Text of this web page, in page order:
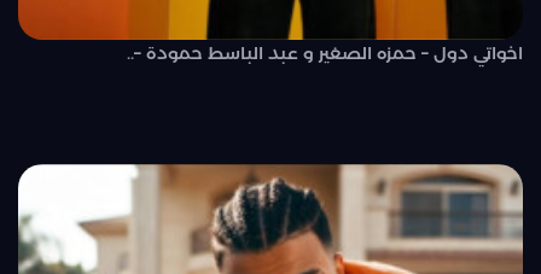
اخواتي دول – حمزه الصغير و عبد الباسط حمودة –..